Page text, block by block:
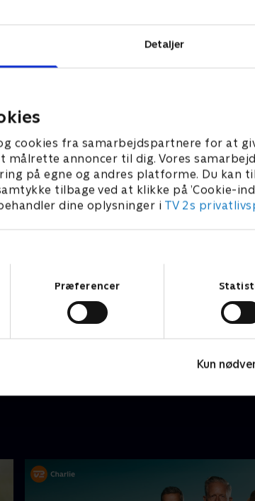
Detaljer
cookies fra samarbejdspartnere for at
målrette annoncer til dig. Vores
på egne og andres platforme. Du kan
tilbage ved at klikke på ’Cookie-
dine oplysninger i TV 2s
Præferencer
Kun